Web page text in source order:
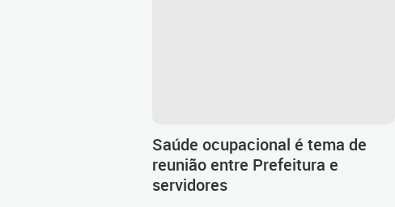
Saúde ocupacional é tema de
reunião entre Prefeitura e
servidores